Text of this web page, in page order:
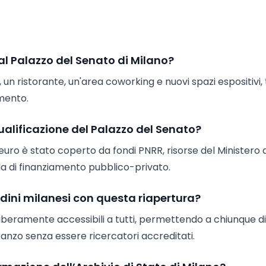
Palazzo del Senato di Milano?
ristorante, un'area coworking e nuovi spazi
del Palazzo del Senato?
è stato coperto da fondi PNRR, risorse del Ministero
di finanziamento pubblico-privato.
milanesi con questa riapertura?
accessibili a tutti, permettendo a chiunque di
senza essere ricercatori accreditati.